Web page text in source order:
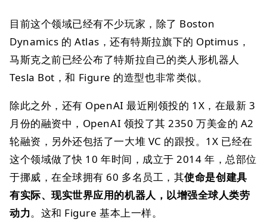
目前这个领域已经有不少玩家，除了 Boston
Dynamics 的 Atlas，还有特斯拉旗下的 Optimus，
马斯克之前已经公布了特斯拉自己的类人形机器人
Tesla Bot，和 Figure 的造型也非常类似。
除此之外，还有 OpenAI 最近刚领投的 1X，在最新 3
月份的融资中，OpenAI 领投了其 2350 万美金的 A2
轮融资，另外还包括了一大堆 VC 的跟投。1X 已经在
这个领域做了快 10 年时间，成立于 2014 年，总部位
于挪威，在全球拥有 60 多名员工，其使命是创建具
有实际、现实世界应用的机器人，以增强全球人类劳
动力。这和 Figure 基本上一样。